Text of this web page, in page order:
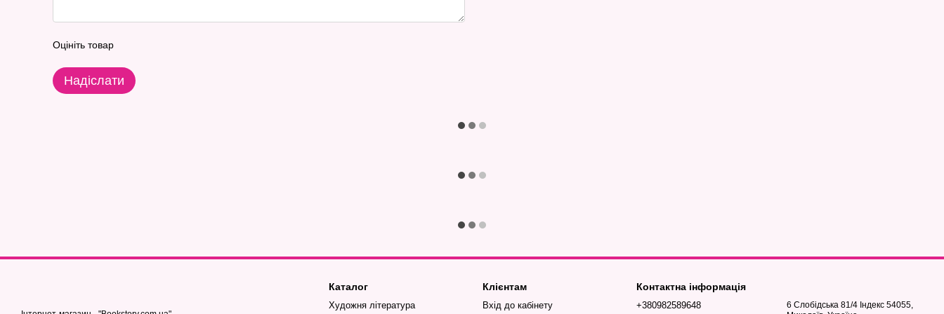
Оцініть товар
Надіслати
Каталог
Художня література
Клієнтам
Вхід до кабінету
Контактна інформація
+380982589648
6 Слобідська 81/4 Індекс 54055,